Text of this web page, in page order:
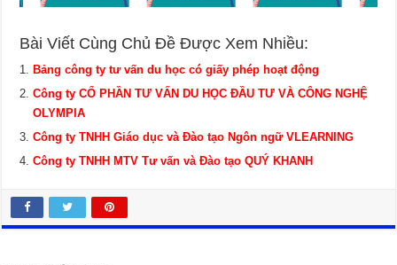
Bài Viết Cùng Chủ Đề Được Xem Nhiều:
Bảng công ty tư vấn du học có giấy phép hoạt động
Công ty CỔ PHẦN TƯ VẤN DU HỌC ĐẦU TƯ VÀ CÔNG NGHỆ
OLYMPIA
Công ty TNHH Giáo dục và Đào tạo Ngôn ngữ VLEARNING
Công ty TNHH MTV Tư vấn và Đào tạo QUÝ KHANH